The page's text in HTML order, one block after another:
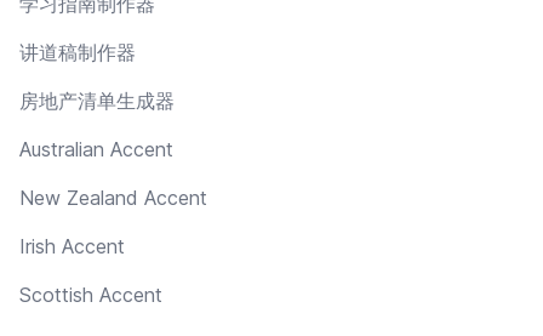
讲道稿制作器
房地产清单生成器
Australian Accent
New Zealand Accent
Irish Accent
Scottish Accent